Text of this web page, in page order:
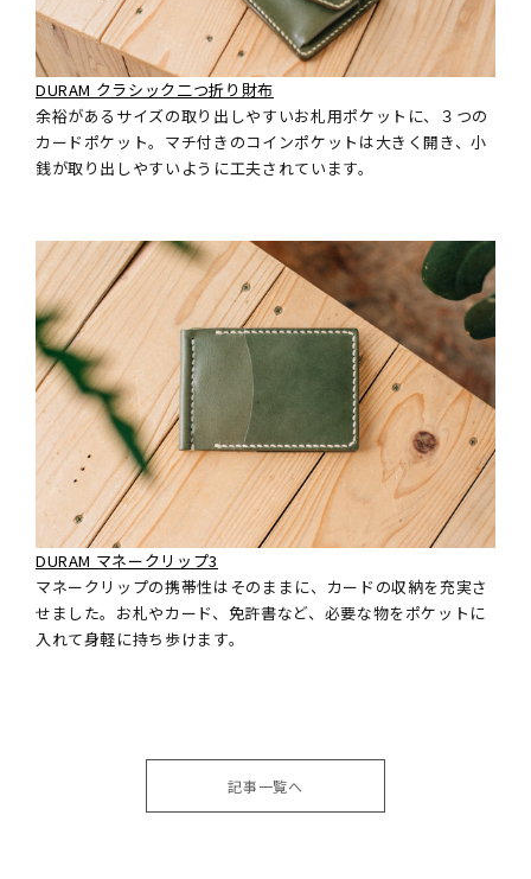
DURAM クラシック二つ折り財布
余裕があるサイズの取り出しやすいお札用ポケットに、３つの
カードポケット。マチ付きのコインポケットは大きく開き、小
銭が取り出しやすいように工夫されています。
DURAM マネークリップ3
マネークリップの携帯性はそのままに、カードの収納を充実さ
せました。お札やカード、免許書など、必要な物をポケットに
入れて身軽に持ち歩けます。
記事一覧へ